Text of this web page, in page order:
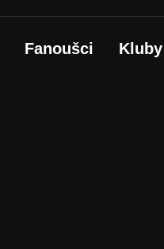
Fanoušci Kluby